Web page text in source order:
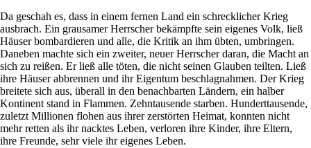
Da geschah es, dass in einem fernen Land ein schrecklicher Krieg
ausbrach. Ein grausamer Herrscher bekämpfte sein eigenes Volk, ließ
Häuser bombardieren und alle, die Kritik an ihm übten, umbringen.
Daneben machte sich ein zweiter, neuer Herrscher daran, die Macht an
sich zu reißen. Er ließ alle töten, die nicht seinen Glauben teilten. Ließ
ihre Häuser abbrennen und ihr Eigentum beschlagnahmen. Der Krieg
breitete sich aus, überall in den benachbarten Ländern, ein halber
Kontinent stand in Flammen. Zehntausende starben. Hunderttausende,
zuletzt Millionen flohen aus ihrer zerstörten Heimat, konnten nicht
mehr retten als ihr nacktes Leben, verloren ihre Kinder, ihre Eltern,
ihre Freunde, sehr viele ihr eigenes Leben.